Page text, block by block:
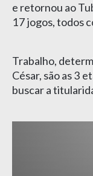
e retornou ao
17 jogos, todos
Trabalho,
César, são as 3
buscar a